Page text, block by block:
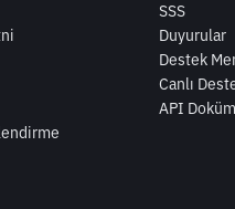
SSS
Duyurular
Destek
Canlı
API